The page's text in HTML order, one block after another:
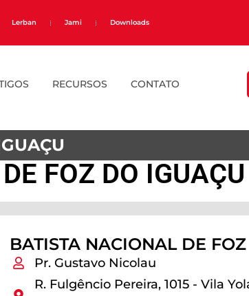
Lerban Jami Downloads
RECURSOS CONTATO
FOZ DO IGUAÇU
BATISTA NACIONAL DE
Pr. Gustavo Nicolau
R. Fulgêncio Pereira, 1015 - Vila